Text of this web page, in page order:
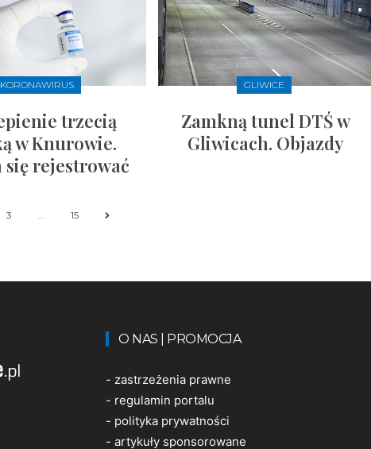
KORONAWIRUS
trzecią
w Knurowie.
się rejestrować
GLIWICE
Zamkną tunel DTŚ w
Gliwicach. Objazdy
3 15
O NAS | PROMOCJA
- zastrzeżenia prawne
- regulamin portalu
- polityka prywatności
- artykuły sponsorowane